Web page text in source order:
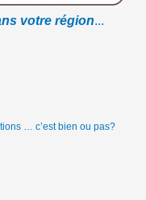
votre région...
… c’est bien ou pas?